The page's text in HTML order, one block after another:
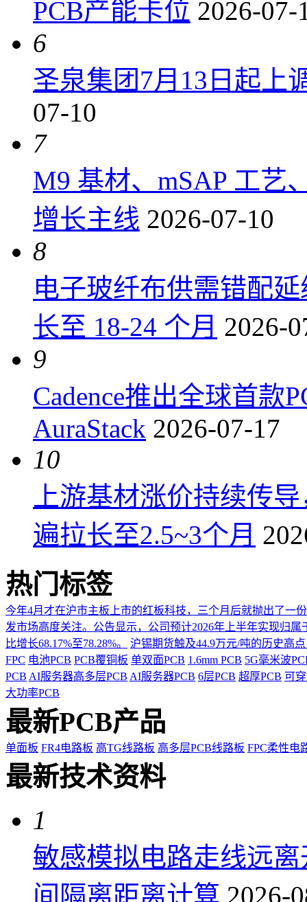
PCB产能卡位 2026-07-
6
圣泉集团7月13日起上
07-10
7
M9 基材、mSAP 工艺
增长主线 2026-07-10
8
电子玻纤布供需错配
长至 18-24 个月 2026-
9
Cadence推出全球首款
AuraStack 2026-07-17
10
上游基材涨价持续传
遍拉长至2.5~3个月
热门标签
今年4月才在沪市主板上市的红板科技，三个月后就抛出了一
发市场高度关注。公告显示，公司预计2026年上半年实现归
比增长68.17%至78.28%。
沪锡期货触及44.9万元/吨的历史高
FPC 电池PCB PCB覆铜板 单双面PCB 1.6mm PCB 5G毫米波
PCB AI服务器高多层PCB AI服务器PCB 6层PCB 超厚PCB 可
大功率PCB
最新PCB产品
单面板 FR4电路板 高TG线路板 高多层PCB线路板 FPC柔性电
最新技术资料
1
敏感模拟电路走线远
间隔离距离计算 2026-